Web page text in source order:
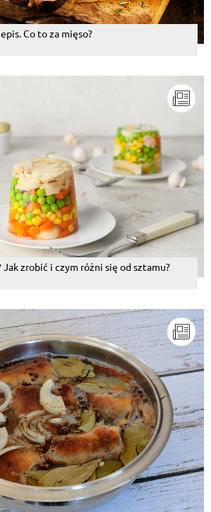
Co to za mięso?
zrobić i czym różni się od sztamu?